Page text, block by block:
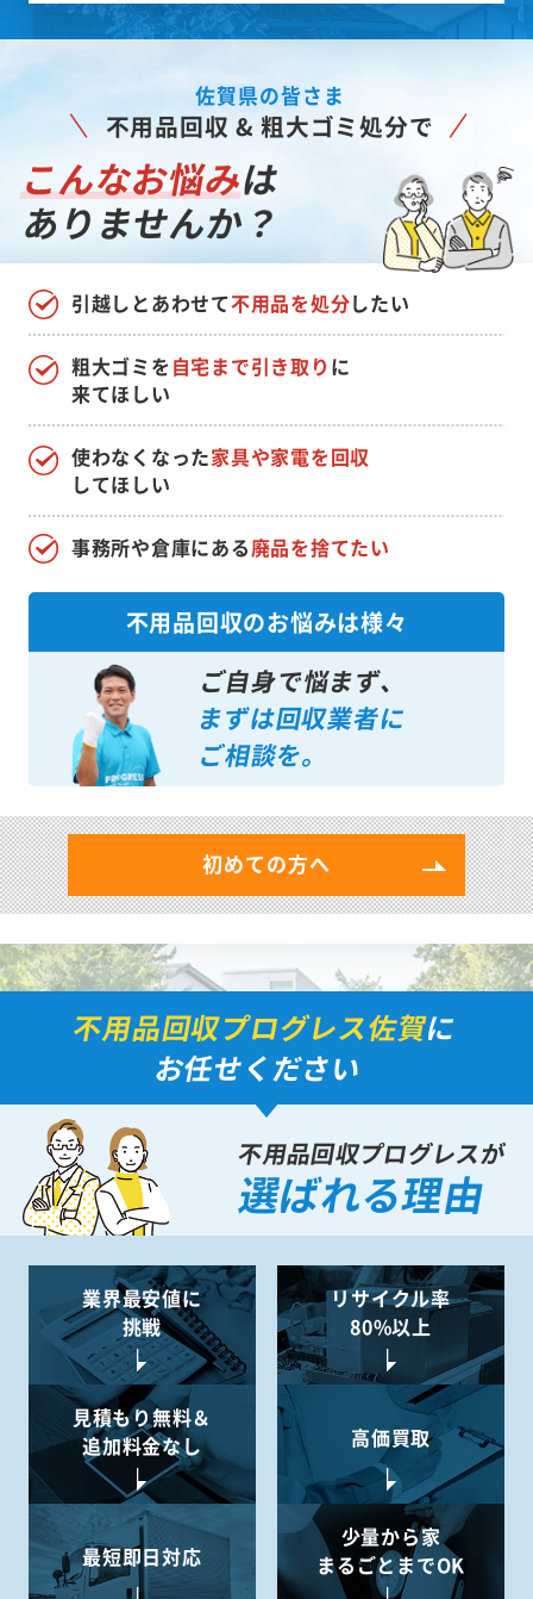
佐賀県の皆さま
不用品回収 & 粗大ゴミ処分で
こんなお悩みは
ありませんか？
引越しとあわせて不用品を処分したい
使わなくなった家具や家電を回収
してほしい
粗大ゴミを自宅まで引き取り に
来てほしい
事務所や倉庫にある廃品を捨てたい
不用品回収のお悩みは様々
ご自身で悩まず、
まずは回収業者に
ご相談を。
初めての方へ
不用品回収プログレス佐賀に
お任せください
不用品回収プログレスが
選ばれる理由
業界最安値に
挑戦
リサイクル率
80%以上
見積もり無料＆
追加料金なし
高価買取
最短即日対応
少量から家
まるごとまでOK